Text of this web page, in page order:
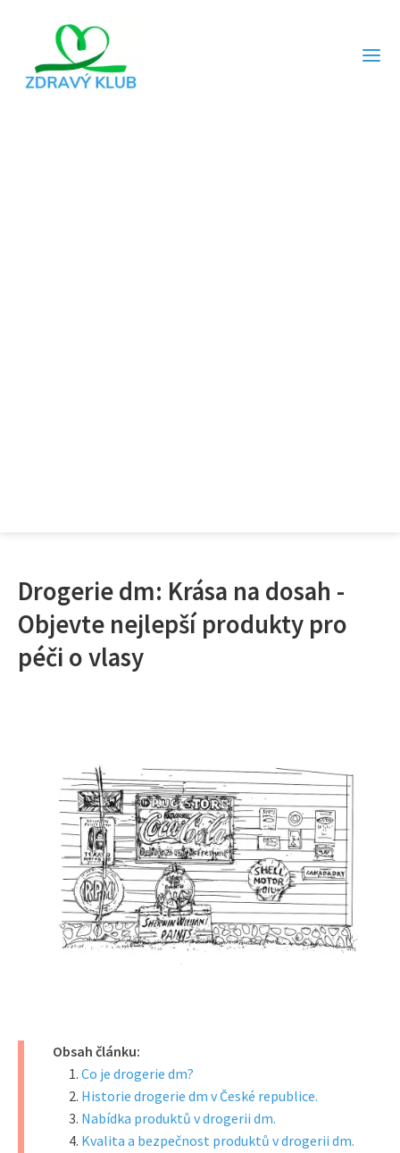
Drogerie dm: Krása na dosah -
Objevte nejlepší produkty pro
péči o vlasy
Obsah článku:
Co je drogerie dm?
Historie drogerie dm v České republice.
Nabídka produktů v drogerii dm.
Kvalita a bezpečnost produktů v drogerii dm.